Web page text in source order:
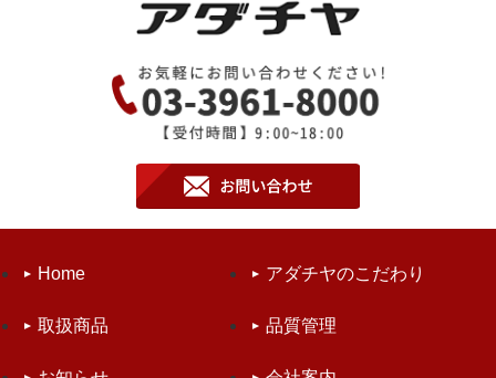
Home アダチヤのこだわり
取扱商品 品質管理